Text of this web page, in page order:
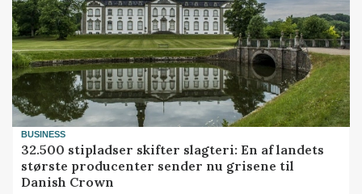
BUSINESS
32.500 stipladser skifter slagteri: En af landets
største producenter sender nu grisene til
Danish Crown